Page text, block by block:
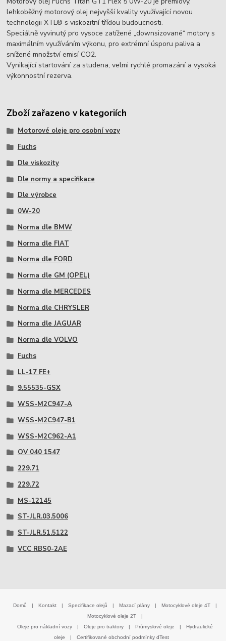
lehkoběžný motorový olej nejvyšší kvality využívající novou
technologii XTL® s viskozitní třídou budoucnosti.
Speciálně vyvinutý pro vysoce zatížené „downsizované“ motory s
maximálním využíváním výkonu, pro extrémní úsporu paliva a
snížené množství emisí CO2.
Vynikající startování za studena, velmi rychlé promazání a vysoká
výkonnostní rezerva.
Zboží zařazeno v kategoriích
Motorové oleje pro osobní vozy
Fuchs
Dle viskozity
Dle normy a specifikace
Dle výrobce
0W-20
Norma dle BMW
Norma dle FIAT
Norma dle FORD
Norma dle GM (OPEL)
Norma dle MERCEDES
Norma dle CHRYSLER
Norma dle JAGUAR
Norma dle VOLVO
Fuchs
LL-17 FE+
9.55535-GSX
WSS-M2C947-A
WSS-M2C947-B1
WSS-M2C962-A1
OV 040 1547
229.71
229.72
MS-12145
ST-JLR.03.5006
ST-JLR.51.5122
VCC RBS0-2AE
Domů Kontakt Specifikace olejů Mazací plány Motocyklové oleje 4T
Motocyklové oleje 2T
Oleje pro nákladní vozy
Oleje pro traktory Průmyslové oleje
Hydraulické
oleje
Certifikované obchodní podmínky dTest